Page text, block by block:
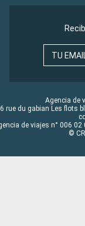
TU
Agencia de
rue du gabian Les flots
de viajes n° 006
©